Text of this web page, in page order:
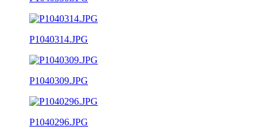
P1040314.JPG
P1040309.JPG
P1040296.JPG